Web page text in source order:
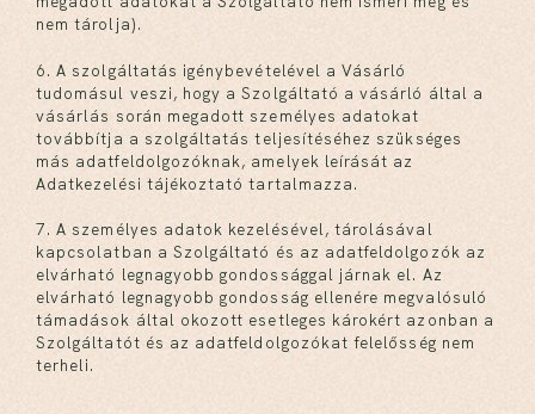
nem tárolja).
6. A szolgáltatás igénybevételével a Vásárló
tudomásul veszi, hogy a Szolgáltató a vásárló által a
vásárlás során megadott személyes adatokat
továbbítja a szolgáltatás teljesítéséhez szükséges
más adatfeldolgozóknak, amelyek leírását az
Adatkezelési tájékoztató tartalmazza.
7. A személyes adatok kezelésével, tárolásával
kapcsolatban a Szolgáltató és az adatfeldolgozók az
elvárható legnagyobb gondossággal járnak el. Az
elvárható legnagyobb gondosság ellenére megvalósuló
támadások által okozott esetleges károkért azonban a
Szolgáltatót és az adatfeldolgozókat felelősség nem
terheli.